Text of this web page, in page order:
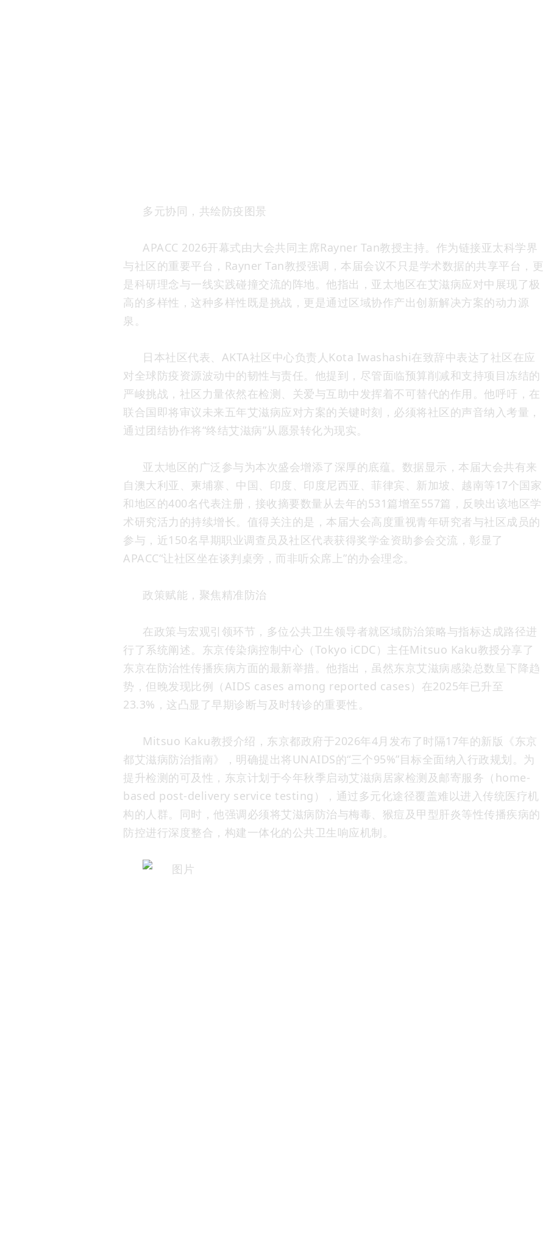
多元协同，共绘防疫图景
APACC 2026开幕式由大会共同主席Rayner Tan教授主持。作为链接亚太科学界
与社区的重要平台，Rayner Tan教授强调，本届会议不只是学术数据的共享平台，更
是科研理念与一线实践碰撞交流的阵地。他指出，亚太地区在艾滋病应对中展现了极
高的多样性，这种多样性既是挑战，更是通过区域协作产出创新解决方案的动力源
泉。
日本社区代表、AKTA社区中心负责人Kota Iwashashi在致辞中表达了社区在应
对全球防疫资源波动中的韧性与责任。他提到，尽管面临预算削减和支持项目冻结的
严峻挑战，社区力量依然在检测、关爱与互助中发挥着不可替代的作用。他呼吁，在
联合国即将审议未来五年艾滋病应对方案的关键时刻，必须将社区的声音纳入考量，
通过团结协作将“终结艾滋病”从愿景转化为现实。
亚太地区的广泛参与为本次盛会增添了深厚的底蕴。数据显示，本届大会共有来
自澳大利亚、柬埔寨、中国、印度、印度尼西亚、菲律宾、新加坡、越南等17个国家
和地区的400名代表注册，接收摘要数量从去年的531篇增至557篇，反映出该地区学
术研究活力的持续增长。值得关注的是，本届大会高度重视青年研究者与社区成员的
参与，近150名早期职业调查员及社区代表获得奖学金资助参会交流，彰显了
APACC“让社区坐在谈判桌旁，而非听众席上”的办会理念。
政策赋能，聚焦精准防治
在政策与宏观引领环节，多位公共卫生领导者就区域防治策略与指标达成路径进
行了系统阐述。东京传染病控制中心（Tokyo iCDC）主任Mitsuo Kaku教授分享了
东京在防治性传播疾病方面的最新举措。他指出，虽然东京艾滋病感染总数呈下降趋
势，但晚发现比例（AIDS cases among reported cases）在2025年已升至
23.3%，这凸显了早期诊断与及时转诊的重要性。
Mitsuo Kaku教授介绍，东京都政府于2026年4月发布了时隔17年的新版《东京
都艾滋病防治指南》，明确提出将UNAIDS的“三个95%”目标全面纳入行政规划。为
提升检测的可及性，东京计划于今年秋季启动艾滋病居家检测及邮寄服务（home-
based post-delivery service testing），通过多元化途径覆盖难以进入传统医疗机
构的人群。同时，他强调必须将艾滋病防治与梅毒、猴痘及甲型肝炎等性传播疾病的
防控进行深度整合，构建一体化的公共卫生响应机制。